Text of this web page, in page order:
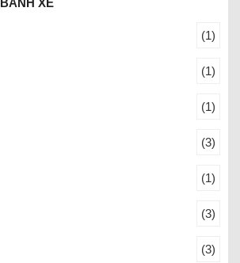
XE
(1)
(1)
(1)
(3)
(1)
(3)
(3)